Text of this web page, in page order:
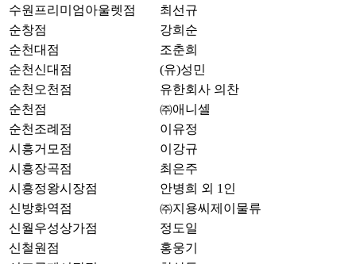
수원프리미엄아울렛점
최선규
순창점
강희순
순천대점
조춘희
순천신대점
(유)성민
순천오천점
유한회사 의찬
순천점
㈜애니셀
순천조례점
이유정
시흥거모점
이강규
시흥장곡점
최은주
시흥정왕시장점
안병희 외 1인
신방화역점
㈜지용씨제이물류
신월우성상가점
정도일
신철원점
홍웅기